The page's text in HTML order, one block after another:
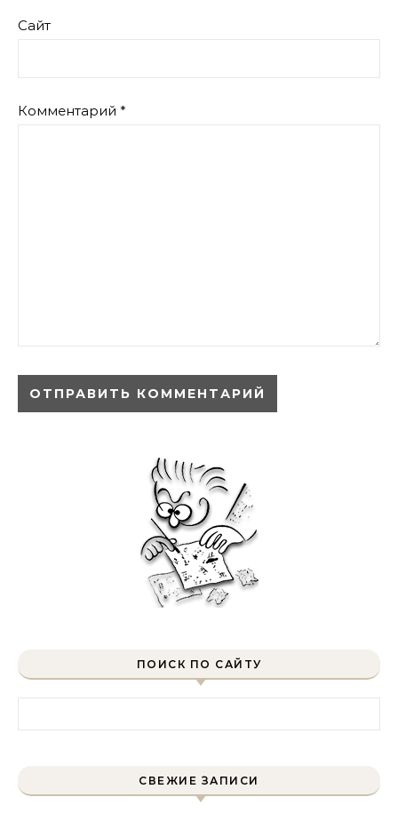
Сайт
Комментарий *
ПОИСК ПО САЙТУ
СВЕЖИЕ ЗАПИСИ